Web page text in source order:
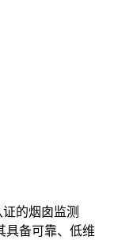
的烟囱监测
具备可靠、低维